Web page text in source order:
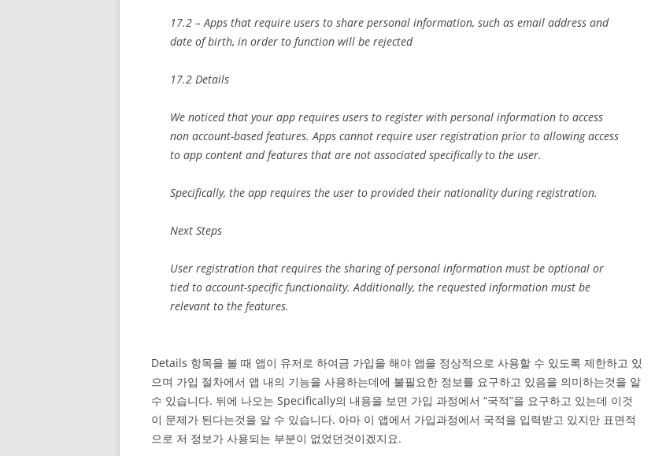
17.2 – Apps that require users to share personal information, such as email address and
date of birth, in order to function will be rejected
17.2 Details
We noticed that your app requires users to register with personal information to access
non account-based features. Apps cannot require user registration prior to allowing access
to app content and features that are not associated specifically to the user.
Specifically, the app requires the user to provided their nationality during registration.
Next Steps
User registration that requires the sharing of personal information must be optional or
tied to account-specific functionality. Additionally, the requested information must be
relevant to the features.
Details 항목을 볼 때 앱이 유저로 하여금 가입을 해야 앱을 정상적으로 사용할 수 있도록 제한하고 있
으며 가입 절차에서 앱 내의 기능을 사용하는데에 불필요한 정보를 요구하고 있음을 의미하는것을 알
수 있습니다. 뒤에 나오는 Specifically의 내용을 보면 가입 과정에서 “국적”을 요구하고 있는데 이것
이 문제가 된다는것을 알 수 있습니다. 아마 이 앱에서 가입과정에서 국적을 입력받고 있지만 표면적
으로 저 정보가 사용되는 부분이 없었던것이겠지요.